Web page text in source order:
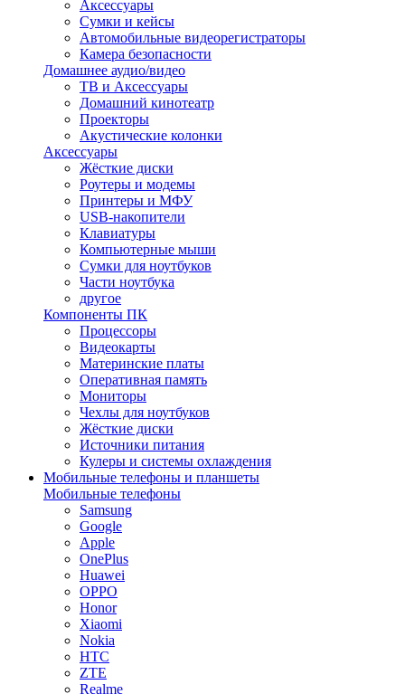
Аксессуары
Сумки и кейсы
Автомобильные видеорегистраторы
Камера безопасности
Домашнее аудио/видео
ТВ и Аксессуары
Домашний кинотеатр
Проекторы
Акустические колонки
Аксессуары
Жёсткие диски
Роутеры и модемы
Принтеры и МФУ
USB-накопители
Клавиатуры
Компьютерные мыши
Сумки для ноутбуков
Части ноутбука
другое
Компоненты ПК
Процессоры
Видеокарты
Материнские платы
Оперативная память
Мониторы
Чехлы для ноутбуков
Жёсткие диски
Источники питания
Кулеры и системы охлаждения
Мобильные телефоны и планшеты
Мобильные телефоны
Samsung
Google
Apple
OnePlus
Huawei
OPPO
Honor
Xiaomi
Nokia
HTC
ZTE
Realme